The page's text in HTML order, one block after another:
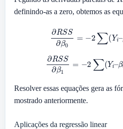
definindo-as a zero, obtemos as
∂RSS
∂RSS
Resolver essas equações gera as
mostrado anteriormente.
Aplicações da regressão linear